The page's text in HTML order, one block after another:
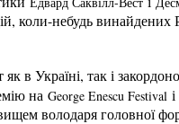
коли-небудь винайдених
в Україні, так і
на George Enescu Festival
володаря головної